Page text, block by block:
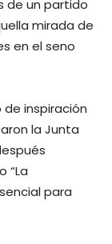
de un partido
mirada de
en el seno
de inspiración
la Junta
“La
para